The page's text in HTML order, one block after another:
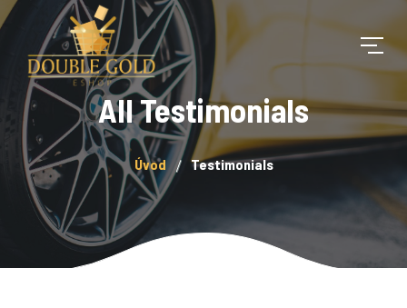
All Testimonials
Úvod Testimonials